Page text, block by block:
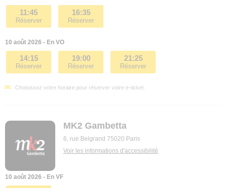
11:45
Réserver
16:35
Réserver
10 août 2026 - En VO
14:15
Réserver
19:00
Réserver
21:25
Réserver
Choisissez votre horaire pour réserver votre e-ticket.
MK2 Gambetta
6, rue Belgrand 75020 Paris
Voir les informations d'accessibilité
10 août 2026 - En VF